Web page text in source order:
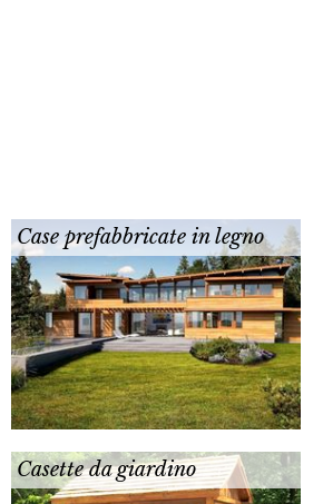
Case prefabbricate in legno
Casette da giardino